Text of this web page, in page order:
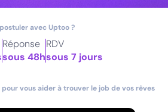
avec Uptoo ?
Réponse
sous 48h
RDV
sous 7 jours
vous aider à trouver le job de vos rêves